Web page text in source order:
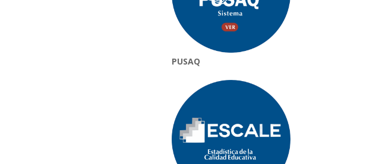
PUSAQ